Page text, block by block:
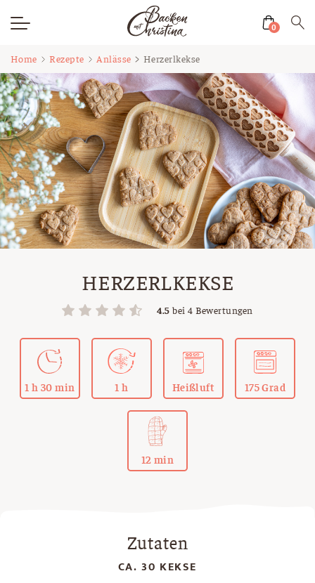
springen
0
Home Rezepte Anlässe Herzerlkekse
HERZERLKEKSE
4.5 bei4 Bewertungen
1 h 30 min 1 h Heißluft 175 Grad
12 min
Zutaten
CA. 30 KEKSE